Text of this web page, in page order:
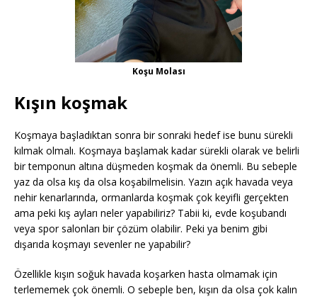
Koşu Molası
Kışın koşmak
Koşmaya başladıktan sonra bir sonraki hedef ise bunu sürekli
kılmak olmalı. Koşmaya başlamak kadar sürekli olarak ve belirli
bir temponun altına düşmeden koşmak da önemli. Bu sebeple
yaz da olsa kış da olsa koşabilmelisin. Yazın açık havada veya
nehir kenarlarında, ormanlarda koşmak çok keyifli gerçekten
ama peki kış ayları neler yapabiliriz? Tabii ki, evde koşubandı
veya spor salonları bir çözüm olabilir. Peki ya benim gibi
dışarıda koşmayı sevenler ne yapabilir?
Özellikle kışın soğuk havada koşarken hasta olmamak için
terlememek çok önemli. O sebeple ben, kışın da olsa çok kalın